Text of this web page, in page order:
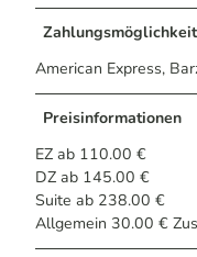
American Express,
Preisinformationen
EZ ab 110.00 €
DZ ab 145.00 €
Suite ab 238.00 €
Allgemein 30.00 €